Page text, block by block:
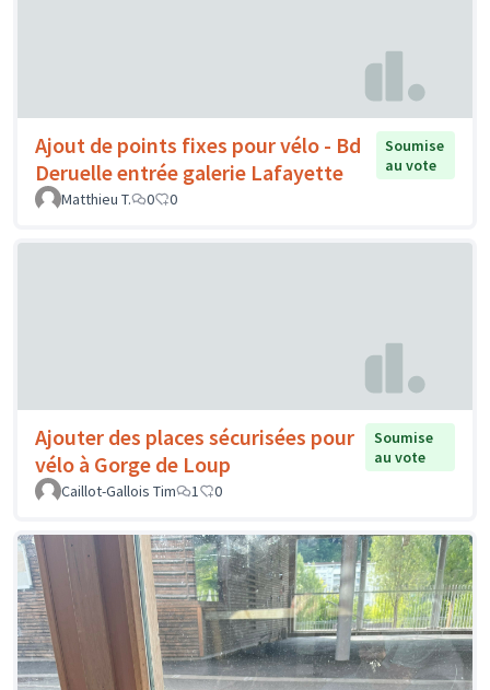
Ajout de points fixes pour vélo - Bd
Deruelle entrée galerie Lafayette
Soumise
au vote
Matthieu T.
0 0
Ajouter des places sécurisées pour
vélo à Gorge de Loup
Soumise
au vote
Caillot-Gallois Tim
1 0